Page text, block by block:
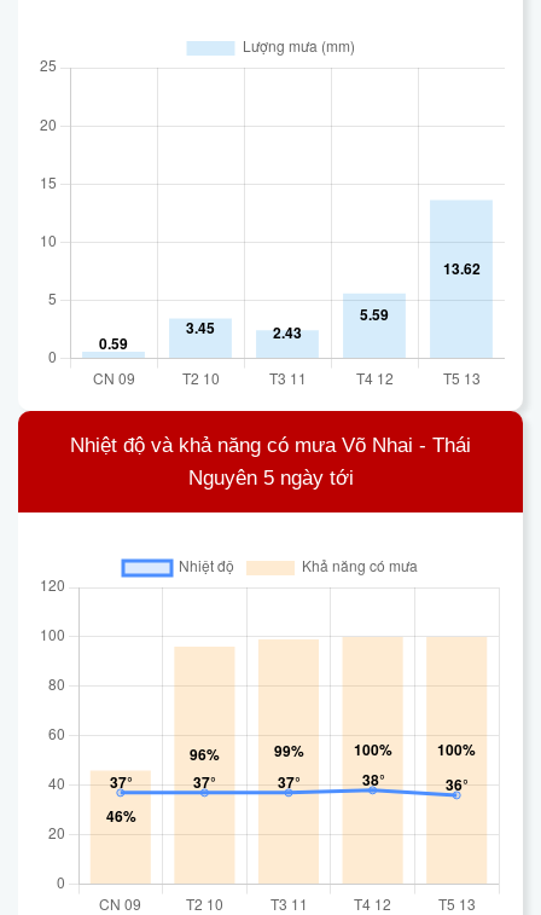
Nhiệt độ và khả năng có mưa Võ Nhai - Thái
Nguyên 5 ngày tới